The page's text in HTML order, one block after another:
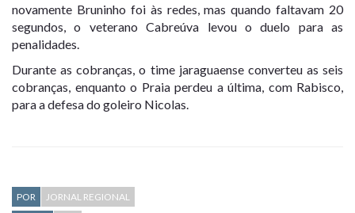
novamente Bruninho foi às redes, mas quando faltavam 20
segundos, o veterano Cabreúva levou o duelo para as
penalidades.
Durante as cobranças, o time jaraguaense converteu as seis
cobranças, enquanto o Praia perdeu a última, com Rabisco,
para a defesa do goleiro Nicolas.
POR
JORNAL REGIONAL